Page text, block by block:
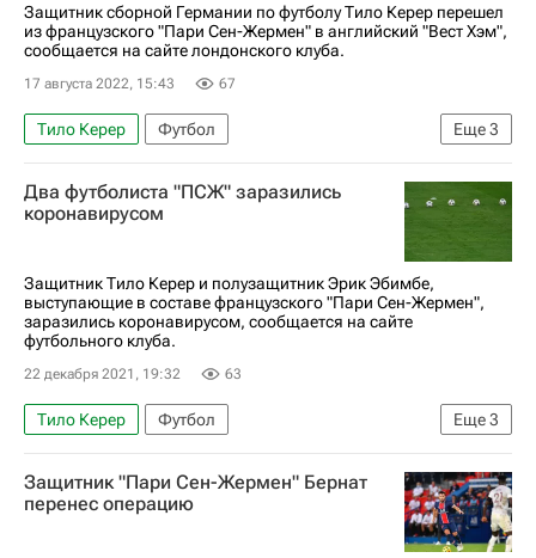
Защитник сборной Германии по футболу Тило Керер перешел
из французского "Пари Сен-Жермен" в английский "Вест Хэм",
сообщается на сайте лондонского клуба.
17 августа 2022, 15:43 67
Еще3
Тило Керер
Футбол
Пари Сен-Жермен (ПСЖ)
Вест Хэм Юнайтед
Трансферы
Два футболиста "ПСЖ" заразились
коронавирусом
Защитник Тило Керер и полузащитник Эрик Эбимбе,
выступающие в составе французского "Пари Сен-Жермен",
заразились коронавирусом, сообщается на сайте
футбольного клуба.
22 декабря 2021, 19:32 63
Еще3
Тило Керер
Футбол
Пари Сен-Жермен (ПСЖ)
Спорт в условиях пандемии коронавируса
Защитник "Пари Сен-Жермен" Бернат
перенес операцию